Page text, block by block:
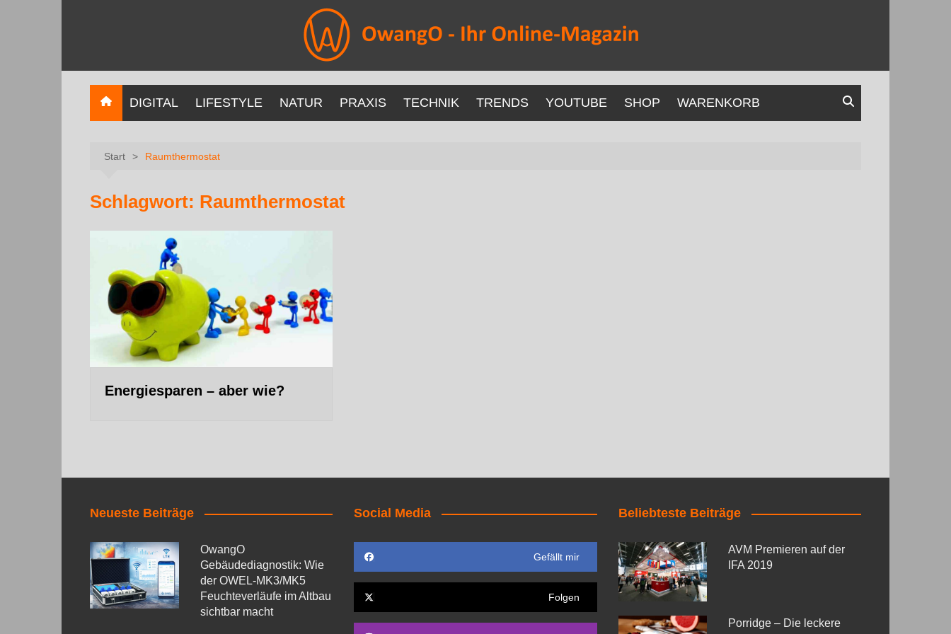
DIGITAL LIFESTYLE NATUR PRAXIS TECHNIK TRENDS YOUTUBE SHOP WARENKORB
Start Raumthermostat
Schlagwort: Raumthermostat
Energiesparen – aber wie?
Neueste Beiträge
OwangO
Gebäudediagnostik: Wie
der OWEL‑MK3/MK5
Feuchteverläufe im Altbau
sichtbar macht
Social Media
Gefällt mir
Folgen
Beliebteste Beiträge
AVM Premieren auf der
IFA 2019
Porridge – Die leckere